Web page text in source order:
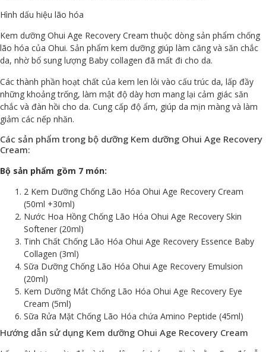
Hình dấu hiệu lão hóa
Kem dưỡng Ohui Age Recovery Cream thuộc dòng sản phẩm chống
lão hóa của Ohui. Sản phẩm kem dưỡng giúp làm căng và săn chắc
da, nhờ bổ sung lượng Baby collagen đã mất đi cho da.
Các thành phần hoạt chất của kem len lỏi vào cấu trúc da, lấp đầy
những khoảng trống, làm mật độ dày hơn mang lại cảm giác săn
chắc và đàn hồi cho da. Cung cấp độ ẩm, giúp da mịn màng và làm
giảm các nếp nhăn.
Các sản phẩm trong bộ dưỡng Kem dưỡng Ohui Age Recovery
Cream:
Bộ sản phẩm gồm 7 món:
2 Kem Dưỡng Chống Lão Hóa Ohui Age Recovery Cream
(50ml +30ml)
Nước Hoa Hồng Chống Lão Hóa Ohui Age Recovery Skin
Softener (20ml)
Tinh Chất Chống Lão Hóa Ohui Age Recovery Essence Baby
Collagen (3ml)
Sữa Dưỡng Chống Lão Hóa Ohui Age Recovery Emulsion
(20ml)
Kem Dưỡng Mắt Chống Lão Hóa Ohui Age Recovery Eye
Cream (5ml)
Sữa Rửa Mặt Chống Lão Hóa chứa Amino Peptide (45ml)
Hướng dẫn sử dụng Kem dưỡng Ohui Age Recovery Cream